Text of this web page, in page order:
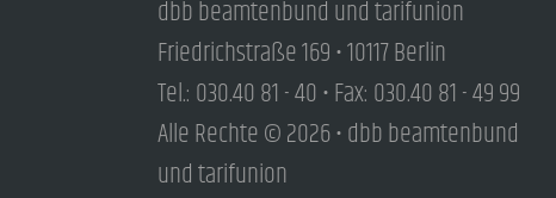
dbb beamtenbund und tarifunion
Friedrichstraße 169 • 10117 Berlin
Tel.: 030.40 81 - 40 • Fax: 030.40 81 - 49 99
Alle Rechte © 2026 • dbb beamtenbund
und tarifunion